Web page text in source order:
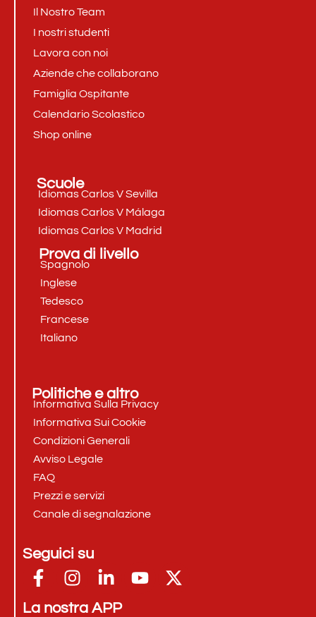
Il Nostro Team
I nostri studenti
Lavora con noi
Aziende che collaborano
Famiglia Ospitante
Calendario Scolastico
Shop online
Scuole
Idiomas Carlos V Sevilla
Idiomas Carlos V Málaga
Idiomas Carlos V Madrid
Prova di livello
Spagnolo
Inglese
Tedesco
Francese
Italiano
Politiche e altro
Informativa Sulla Privacy
Informativa Sui Cookie
Condizioni Generali
Avviso Legale
FAQ
Prezzi e servizi
Canale di segnalazione
Seguici su
La nostra APP